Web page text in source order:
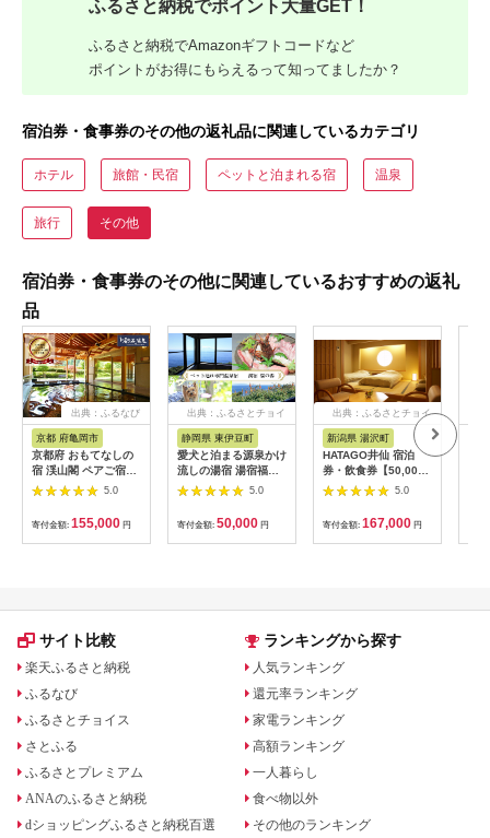
ふるさと納税でポイント大量GET！
ふるさと納税でAmazonギフトコードなど
ポイントがお得にもらえるって知ってましたか？
宿泊券・食事券のその他の返礼品に関連しているカテゴリ
ホテル 旅館・民宿 ペットと泊まれる宿 温泉
旅行 その他
宿泊券・食事券のその他に関連しているおすすめの返礼
品
出典：ふるなび
京都 府亀岡市
京都府 おもてなしの
宿 渓山閣 ペアご宿泊
券 1泊2食付
5.0
寄付金額: 155,000 円
出典：ふるさとチョイ
静岡県 東伊豆町
愛犬と泊まる源泉かけ
流しの湯宿 湯宿福の
湯 宿泊補助券 15,000
円分 1293 ／ 福の湯
静岡県 東伊豆 伊豆 愛
犬 ペット
5.0
寄付金額: 50,000 円
出典：ふるさとチョイ
新潟県 湯沢町
HATAGO井仙 宿泊
券・飲食券【50,000
円分】越後湯沢駅降り
てすぐの温泉宿 【レ
ジャー】
5.0
寄付金額: 167,000 円
サイト比較
楽天ふるさと納税
ふるなび
ふるさとチョイス
さとふる
ふるさとプレミアム
ANAのふるさと納税
dショッピングふるさと納税百選
ランキングから探す
人気ランキング
還元率ランキング
家電ランキング
高額ランキング
一人暮らし
食べ物以外
その他のランキング